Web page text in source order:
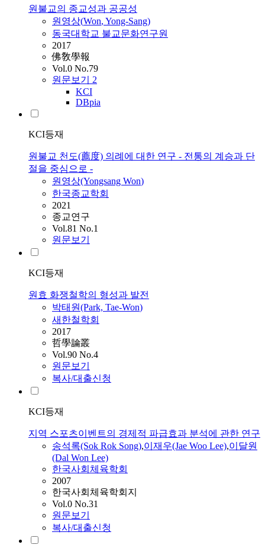
원불교의 종교성과 공공성
원영상(Won, Yong-Sang)
동국대학교 불교문화연구원
2017
佛敎學報
Vol.0 No.79
원문보기 2
KCI
DBpia
KCI등재
원불교 천도(薦度) 의례에 대한 연구 - 전통의 계승과 단
절을 중심으로 -
원영상(Yongsang Won)
한국종교학회
2021
종교연구
Vol.81 No.1
원문보기
KCI등재
원효 화쟁철학의 형성과 발전
박태원(Park, Tae-Won)
새한철학회
2017
哲學論叢
Vol.90 No.4
원문보기
복사/대출신청
KCI등재
지역 스포츠이벤트의 경제적 파급효과 분석에 관한 연구
송석록(Sok Rok Song),이재우(Jae Woo Lee),이달원
(Dal Won Lee)
한국사회체육학회
2007
한국사회체육학회지
Vol.0 No.31
원문보기
복사/대출신청